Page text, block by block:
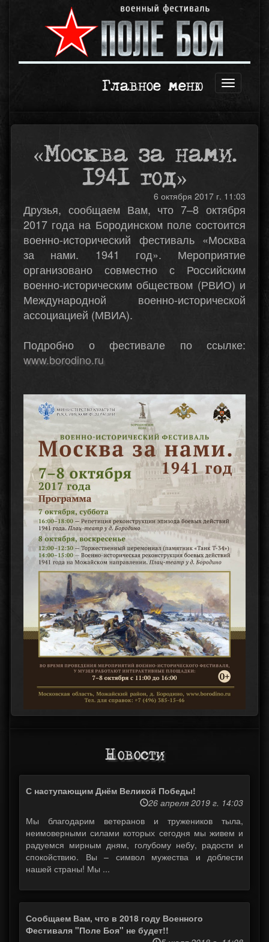
Открыть
Главное меню
«Москва за нами.
1941 год»
6 октября 2017 г. 11:03
Друзья, сообщаем Вам, что 7–8 октября
2017 года на Бородинском поле состоится
военно-исторический фестиваль «Москва
за нами. 1941 год». Мероприятие
организовано совместно с Российским
военно-историческим обществом (РВИО) и
Международной военно-исторической
ассоциацией (МВИА).
Подробно о фестивале по ссылке:
www.borodino.ru
Новости
С наступающим Днём Великой Победы!
26 апреля 2019 г. 14:03
Мы благодарим ветеранов и тружеников тыла,
неимоверными силами которых сегодня мы живем и
радуемся мирным дням, голубому небу, радости и
спокойствию. Вы – символ мужества и доблести
нашей страны! Мы ...
Сообщаем Вам, что в 2018 году Военного
Фестиваля "Поле Боя" не будет!!